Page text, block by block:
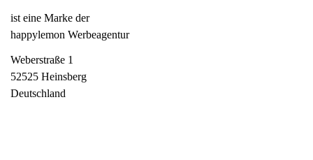
ist eine Marke der
happylemon Werbeagentur
Weberstraße 1
52525 Heinsberg
Deutschland